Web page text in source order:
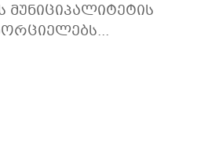
Მუნიციპალიტეტის